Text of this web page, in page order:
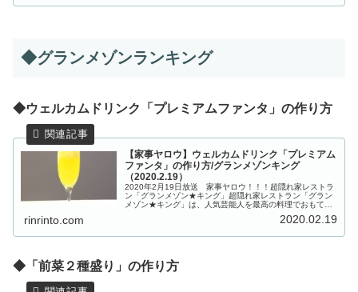
◆グランメゾンランキング
◆ウェルカムドリンク「プレミアムファンタ」の作り方
【家事ヤロウ】ウェルカムドリンク「プレミアム
ファンタ」の作り方/グランメゾンキング
（2020.2.19）
2020年2月19日放送 家事ヤロウ！！！超隠れ家レストラ
ン「グランメゾン★キング」超隠れ家レストラン「グラン
メゾン★キング」は、人気芸能人を最高の料理でおもてな
rinrinto.com 2020.02.19
◆「前菜２種盛り」の作り方